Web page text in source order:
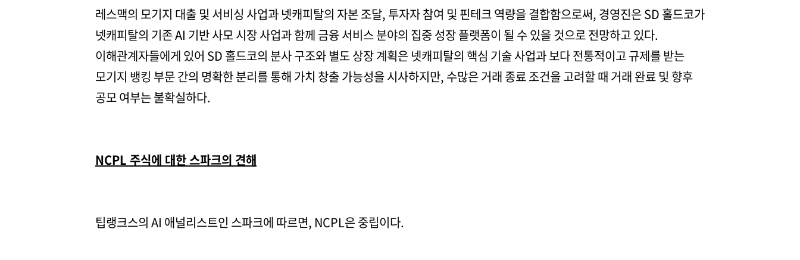
레스맥의 모기지 대출 및 서비싱 사업과 넷캐피탈의 자본 조달, 투자자 참여 및 핀테크 역량을 결합함으로써, 경영진은 SD 홀드코가
넷캐피탈의 기존 AI 기반 사모 시장 사업과 함께 금융 서비스 분야의 집중 성장 플랫폼이 될 수 있을 것으로 전망하고 있다.
이해관계자들에게 있어 SD 홀드코의 분사 구조와 별도 상장 계획은 넷캐피탈의 핵심 기술 사업과 보다 전통적이고 규제를 받는
모기지 뱅킹 부문 간의 명확한 분리를 통해 가치 창출 가능성을 시사하지만, 수많은 거래 종료 조건을 고려할 때 거래 완료 및 향후
공모 여부는 불확실하다.
NCPL 주식에 대한 스파크의 견해
팁랭크스의 AI 애널리스트인 스파크에 따르면, NCPL은 중립이다.